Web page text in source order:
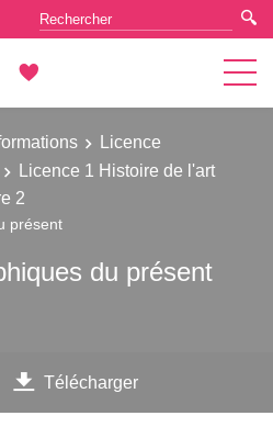
Licence
Licence 1 Histoire de l'art
2
présent
du présent
Télécharger